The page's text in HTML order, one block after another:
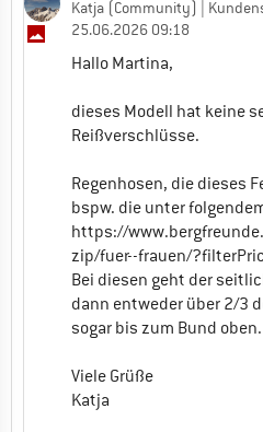
Katja (Community)
|
25.06.2026 09:18
Hallo Martina,
dieses Modell hat keine
Reißverschlüsse.
Regenhosen, die dieses
bspw. die unter
https://
zip/fuer--frauen/
Bei diesen geht der
dann entweder über 2/3
sogar bis zum Bund oben.
Viele Grüße
Katja